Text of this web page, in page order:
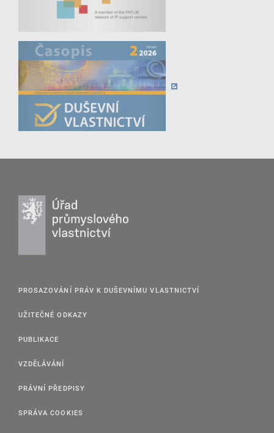
PROSAZOVÁNÍ PRÁV K DUŠEVNÍMU VLASTNICTVÍ
UŽITEČNÉ ODKAZY
PUBLIKACE
VZDĚLÁVÁNÍ
PRÁVNÍ PŘEDPISY
SPRÁVA COOKIES